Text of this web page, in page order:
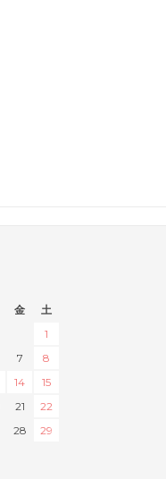
金
土
1
7
8
14
15
21
22
28
29